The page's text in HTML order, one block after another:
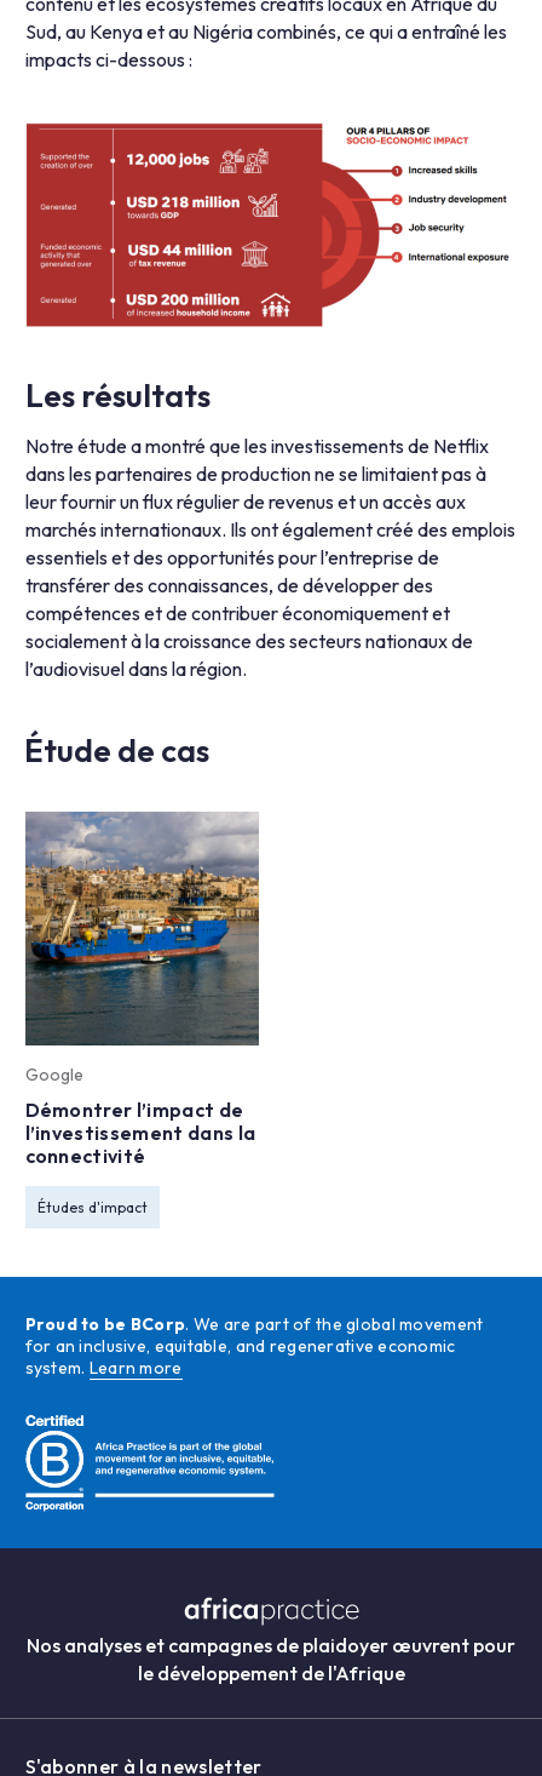
Sud, au Kenya et au Nigéria combinés, ce qui a entraîné les
impacts ci-dessous :
Les résultats
Notre étude a montré que les investissements de Netflix
dans les partenaires de production ne se limitaient pas à
leur fournir un flux régulier de revenus et un accès aux
marchés internationaux. Ils ont également créé des emplois
essentiels et des opportunités pour l’entreprise de
transférer des connaissances, de développer des
compétences et de contribuer économiquement et
socialement à la croissance des secteurs nationaux de
l’audiovisuel dans la région.
Étude de cas
Google
Démontrer l’impact de
l’investissement dans la
connectivité
Études d'impact
Proud to be BCorp. We are part of the global movement
for an inclusive, equitable, and regenerative economic
system. Learn more
Nos analyses et campagnes de plaidoyer œuvrent pour
le développement de l'Afrique
S'abonner à la newsletter